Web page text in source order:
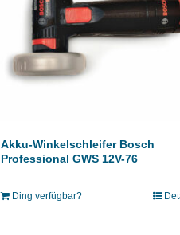
Akku-Winkelschleifer Bosch
Professional GWS 12V-76
Ding verfügbar?